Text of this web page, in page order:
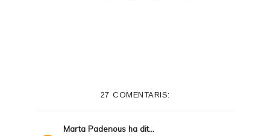
27 COMENTARIS:
Marta Padenous ha dit...